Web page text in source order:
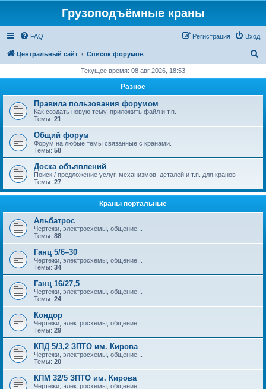
Грузоподъёмные краны
FAQ Вход
Регистрация
Центральный сайт Список форумов
с
Текущее время: 08 авг 2026, 18:53
Разное
Правила пользования форумом
Как создать новую тему, приложить файл и т.п.
Темы: 21
Общий форум
Форум на любые темы связанные с кранами.
Темы: 58
Доска объявлений
Поиск / предложение услуг, механизмов, деталей и т.п. для кранов
Темы: 27
Краны портальные
Альбатрос
Чертежи, электросхемы, общение...
Темы: 88
Ганц 5/6–30
Чертежи, электросхемы, общение...
Темы: 34
Ганц 16/27,5
Чертежи, электросхемы, общение...
Темы: 24
Кондор
Чертежи, электросхемы, общение...
Темы: 29
КПД 5/3,2 ЗПТО им. Кирова
Чертежи, электросхемы, общение...
Темы: 20
КПМ 32/5 ЗПТО им. Кирова
Чертежи, электросхемы, общение...